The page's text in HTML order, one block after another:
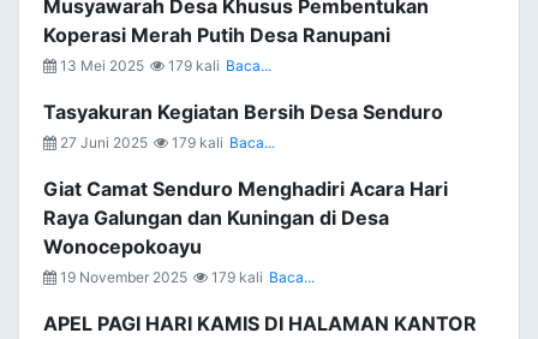
Musyawarah Desa Khusus Pembentukan
Koperasi Merah Putih Desa Ranupani
13 Mei 2025 179 kali Baca...
Tasyakuran Kegiatan Bersih Desa Senduro
27 Juni 2025 179 kali Baca...
Giat Camat Senduro Menghadiri Acara Hari
Raya Galungan dan Kuningan di Desa
Wonocepokoayu
19 November 2025 179 kali Baca...
APEL PAGI HARI KAMIS DI HALAMAN KANTOR